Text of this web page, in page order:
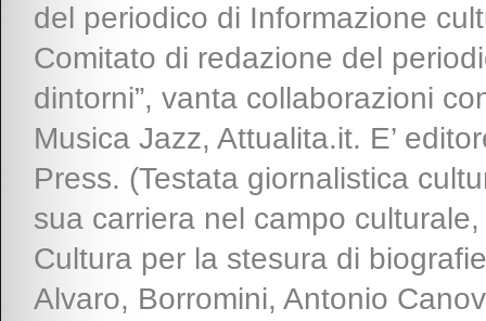
del periodico di Informazione
Comitato di redazione del
dintorni”, vanta collaborazioni
Musica Jazz, Attualita.it. E’
Press. (Testata giornalistica
sua carriera nel campo
Cultura per la stesura di
Alvaro, Borromini, Antonio